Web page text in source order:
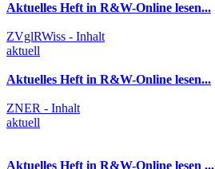
Aktuelles Heft in R&W-Online lesen...
ZVglRWiss - Inhalt
aktuell
Aktuelles Heft in R&W-Online lesen...
ZNER - Inhalt
aktuell
Aktuelles Heft in R&W-Online lesen ...